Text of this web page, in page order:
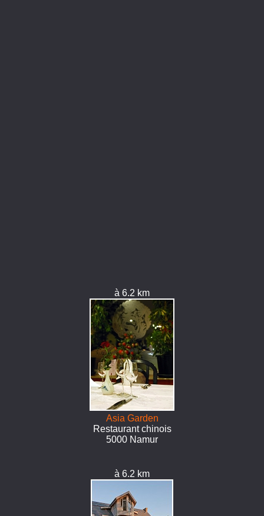
à 6.2 km
Asia Garden
Restaurant chinois
5000 Namur
à 6.2 km